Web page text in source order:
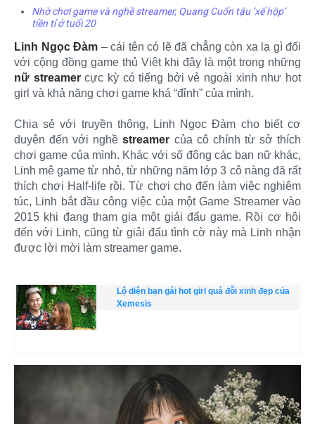
Nhờ chơi game và nghề streamer, Quang Cuốn tậu ‘xế hộp’
tiền tỉ ở tuổi 20
Linh Ngọc Đàm – cái tên có lẽ đã chẳng còn xa lạ gì đối
với cộng đồng game thủ Việt khi đây là một trong những
nữ streamercực kỳ có tiếng bởi vẻ ngoài xinh như hot
girl và khả năng chơi game khá “đỉnh” của mình.
Chia sẻ với truyền thông, Linh Ngọc Đàm cho biết cơ
duyên đến với nghềstreamer của cô chính từ sở thích
chơi game của mình. Khác với số đông các bạn nữ khác,
Linh mê game từ nhỏ, từ những năm lớp 3 cô nàng đã rất
thích chơi Half-life rồi. Từ chơi cho đến làm việc nghiêm
túc, Linh bắt đầu công việc của một Game Streamer vào
2015 khi đang tham gia một giải đấu game. Rồi cơ hội
đến với Linh, cũng từ giải đấu tình cờ này mà Linh nhận
được lời mời làm streamer game.
Lộ diện bạn gái hot girl quá đỗi xinh đẹp của
Xemesis